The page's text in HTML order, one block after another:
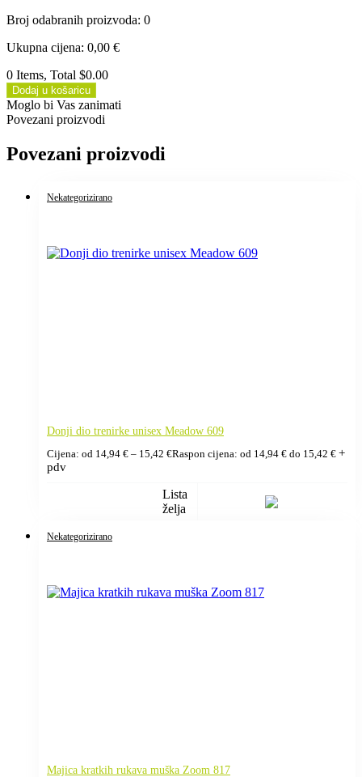
Broj odabranih proizvoda: 0
Ukupna cijena: 0,00 €
0 Items, Total $0.00
Dodaj u košaricu
Moglo bi Vas zanimati
Povezani proizvodi
Povezani proizvodi
Nekategorizirano
Donji dio trenirke unisex Meadow 609
Cijena: od 14,94 € – 15,42 €Raspon cijena: od 14,94 € do 15,42 € +
pdv
Lista
želja
Nekategorizirano
Majica kratkih rukava muška Zoom 817